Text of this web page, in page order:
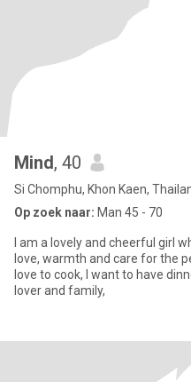
Mind, 40
Si Chomphu, Khon Kaen,
Op zoek naar: Man 45 - 70
I am a lovely and cheerful girl
love, warmth and care for the
love to cook, I want to have
lover and family,